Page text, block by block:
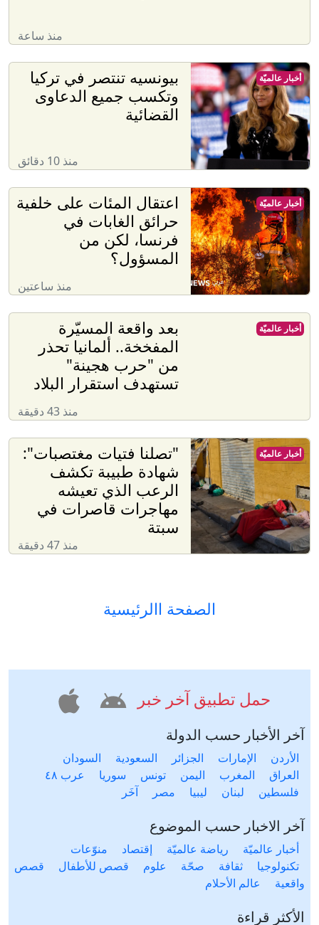
منذ ساعة
بيونسيه تنتصر في تركيا
وتكسب جميع الدعاوى
القضائية
منذ 10 دقائق
أخبار عالميّة
اعتقال المئات على خلفية
حرائق الغابات في
فرنسا، لكن من
المسؤول؟
منذ ساعتين
أخبار عالميّة
بعد واقعة المسيّرة
المفخخة.. ألمانيا تحذر
من "حرب هجينة"
تستهدف استقرار البلاد
منذ 43 دقيقة
أخبار عالميّة
"تصلنا فتيات مغتصبات":
شهادة طبيبة تكشف
الرعب الذي تعيشه
مهاجرات قاصرات في
سبتة
منذ 47 دقيقة
أخبار عالميّة
الصفحة االرئيسية
حمل تطبيق آخر خبر
آخر الأخبار حسب الدولة
الأردن الإمارات الجزائر السعودية
السودان
العراق
المغرب اليمن تونس سوريا
عرب ٤٨
فلسطين
لبنان ليبيا مصر آخَر
آخر الاخبار حسب الموضوع
أخبار عالميّة رياضة عالميّة إقتصاد
منوّعات
تكنولوجيا
ثقافة صحّة علوم قصص للأطفال
قصص
واقعية
عالم الأحلام
الأكثر قراءة